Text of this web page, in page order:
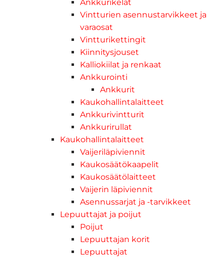
Ankkurikelat
Vintturien asennustarvikkeet ja
varaosat
Vintturikettingit
Kiinnitysjouset
Kalliokiilat ja renkaat
Ankkurointi
Ankkurit
Kaukohallintalaitteet
Ankkurivintturit
Ankkurirullat
Kaukohallintalaitteet
Vaijeriläpiviennit
Kaukosäätökaapelit
Kaukosäätölaitteet
Vaijerin läpiviennit
Asennussarjat ja -tarvikkeet
Lepuuttajat ja poijut
Poijut
Lepuuttajan korit
Lepuuttajat